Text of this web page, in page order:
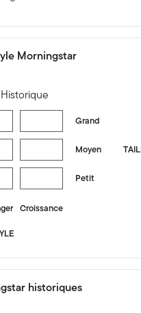
Morningstar
stylebox-title-sr-
Historique
Grand
Moyen
Petit
Croissance
historiques